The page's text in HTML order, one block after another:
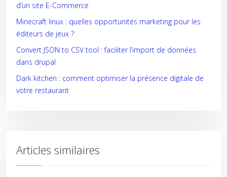
d’un site E-Commerce
Minecraft linux : quelles opportunités marketing pour les
éditeurs de jeux ?
Convert JSON to CSV tool : faciliter l’import de données
dans drupal
Dark kitchen : comment optimiser la présence digitale de
votre restaurant
Articles similaires